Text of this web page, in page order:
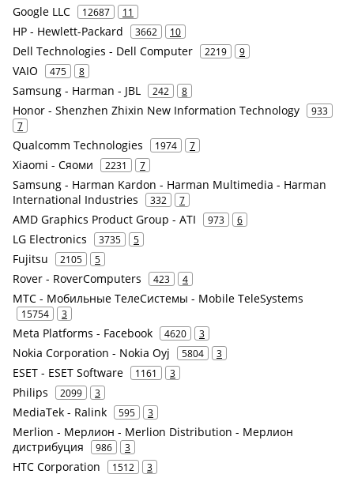
Google LLC 12687 11
HP - Hewlett-Packard 3662 10
Dell Technologies - Dell Computer 2219 9
VAIO 475 8
Samsung - Harman - JBL 242 8
Honor - Shenzhen Zhixin New Information Technology
933
7
Qualcomm Technologies 1974 7
Xiaomi - Сяоми 2231 7
Samsung - Harman Kardon - Harman Multimedia - Harman
International Industries
332 7
AMD Graphics Product Group - ATI 973 6
LG Electronics 3735 5
Fujitsu 2105 5
Rover - RoverComputers 423 4
МТС - Мобильные ТелеСистемы - Mobile TeleSystems
15754 3
Meta Platforms - Facebook 4620 3
Nokia Corporation - Nokia Oyj 5804 3
ESET - ESET Software 1161 3
Philips 2099 3
MediaTek - Ralink 595 3
Merlion - Мерлион - Merlion Distribution - Мерлион
дистрибуция
986 3
HTC Corporation 1512 3